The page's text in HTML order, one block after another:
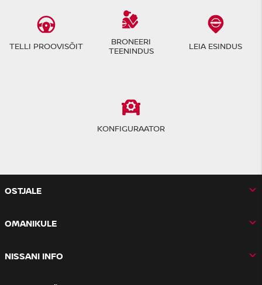
TELLI PROOVISÕIT
BRONEERI
TEENINDUS
LEIA ESINDUS
KONFIGURAATOR
OSTJALE
OMANIKULE
NISSANI INFO